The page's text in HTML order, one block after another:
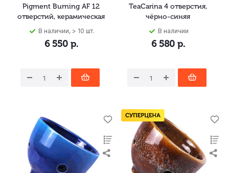
Pigment Burning AF 12
отверстий, керамическая
В наличии, > 10 шт.
6 550р.
TeaCarina 4 отверстия,
чёрно-синяя
В наличии
6 580р.